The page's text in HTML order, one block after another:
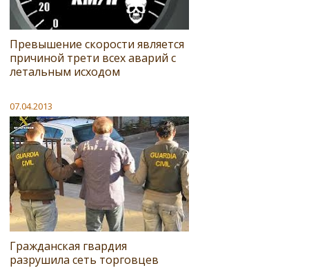
Превышение скорости является
причиной трети всех аварий с
летальным исходом
07.04.2013
Гражданская гвардия
разрушила сеть торговцев